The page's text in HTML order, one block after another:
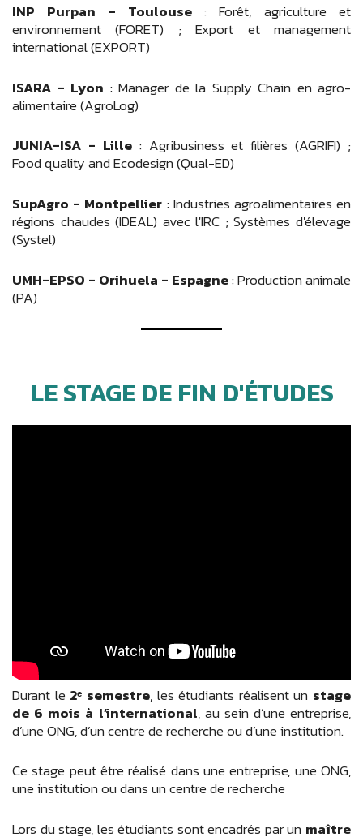
INP Purpan - Toulouse: Forêt, agriculture et
environnement (FORET) ; Export et management
international (EXPORT)
ISARA - Lyon : Manager de la Supply Chain en agro-
alimentaire (AgroLog)
JUNIA-ISA - Lille : Agribusiness et filières (AGRIFI) ;
Food quality and Ecodesign (Qual-ED)
SupAgro - Montpellier : Industries agroalimentaires en
régions chaudes (IDEAL) avec l'IRC ; Systèmes d'élevage
(Systel)
UMH-EPSO - Orihuela - Espagne: Production animale
(PA)
LE STAGE DE FIN D'ÉTUDES
Durant le 2ᵉ semestre, les étudiants réalisent un stage
de 6 mois à l’international, au sein d’une entreprise,
d’une ONG, d’un centre de recherche ou d’une institution.
Ce stage peut être réalisé dans une entreprise, une ONG,
une institution ou dans un centre de recherche
Lors du stage, les étudiants sont encadrés par un maître